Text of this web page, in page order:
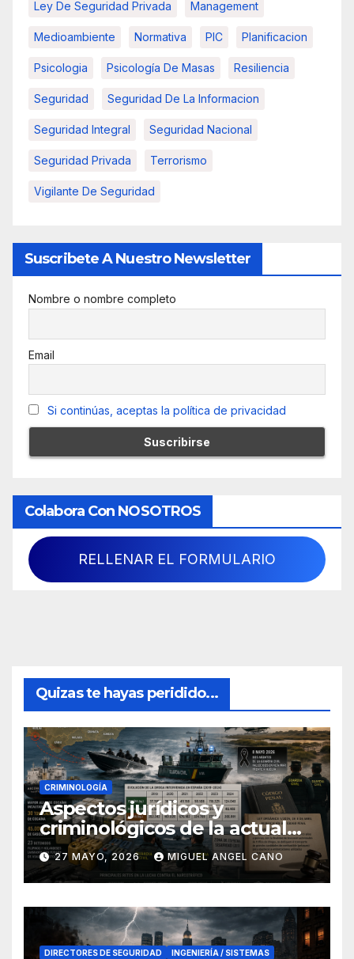
Ley De Seguridad Privada Management
Medioambiente Normativa PIC Planificacion
Psicologia Psicología De Masas Resiliencia
Seguridad Seguridad De La Informacion
Seguridad Integral Seguridad Nacional
Seguridad Privada Terrorismo
Vigilante De Seguridad
Suscribete A Nuestro Newsletter
Nombre o nombre completo
Email
Si continúas, aceptas la política de privacidad
Colabora Con NOSOTROS
RELLENAR EL FORMULARIO
Quizas te hayas peridido...
CRIMINOLOGÍA
Aspectos jurídicos y
criminológicos de la actual
lucha contra el narcotráfico
en el sur de España
27 MAYO, 2026 MIGUEL ANGEL CANO
DIRECTORES DE SEGURIDAD
INGENIERÍA / SISTEMAS